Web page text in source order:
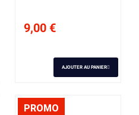
9,00 €
AJOUTER AU PANIER
PROMO